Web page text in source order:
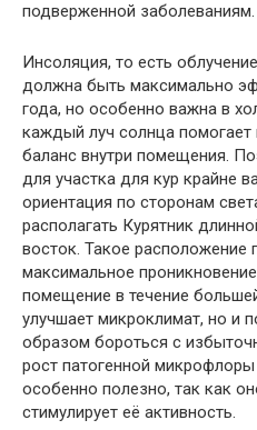
подверженной заболеваниям.
Инсоляция, то есть
должна быть максимально
года, но особенно важна в
каждый луч солнца
баланс внутри помещения.
для участка для кур крайне
ориентация по сторонам
располагать Курятник
восток. Такое расположение
максимальное
помещение в течение
улучшает микроклимат, но и
образом бороться с
рост патогенной
особенно полезно, так как
стимулирует её активность.